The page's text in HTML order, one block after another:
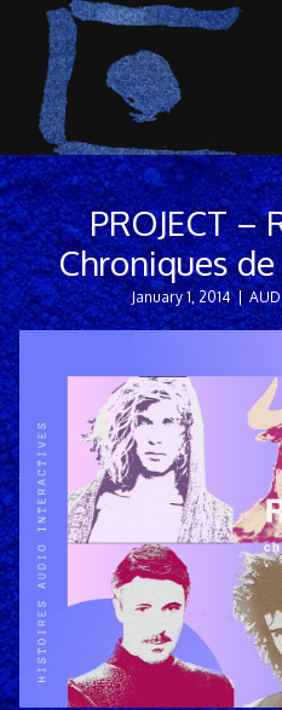
PROJECT –
Chroniques
January 1, 2014 |